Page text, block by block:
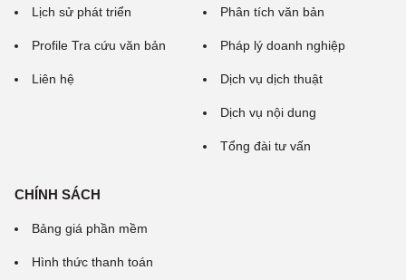
Lịch sử phát triển
Profile Tra cứu văn bản
Liên hệ
Phân tích văn bản
Pháp lý doanh nghiệp
Dịch vụ dịch thuật
Dịch vụ nội dung
Tổng đài tư vấn
CHÍNH SÁCH
Bảng giá phần mềm
Hình thức thanh toán